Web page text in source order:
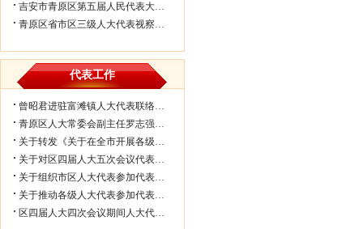
吉安市青原区第五届人民代表大会第七...
青原区省市区三级人大代表视察民生实...
代表工作
曾昭君进驻富滩镇人大代表联络工作站...
青原区人大常委会副主任罗志强带队赴...
关于转发《关于在全市开展各级人大代...
关于对区四届人大五次会议代表所提部...
关于组织市区人大代表参加代表联络工...
关于推动各级人大代表参加代表联络工...
区四届人大四次会议期间人大代表审议...